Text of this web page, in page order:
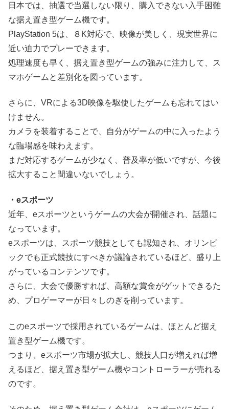
日本では、抽選で当選しない限り、購入できない入手困難
な据え置き型ゲーム機です。
PlayStation 5は、８K対応で、映像が美しく、現実世界に
近い迫力でプレーできます。
処理速度も早く、据え置き型ゲームの強みに注力して、ス
マホゲームと差別化を図っています。
さらに、VRによる3D映像を駆使したゲームも忘れてはい
けません。
カメラを装着することで、自分がゲームの中に入ったよう
な臨場感を味わえます。
まだ対応するゲームが少なく、普及率が低いですが、今後
拡大すること間違いないでしょう。
・eスポーツ
近年、eスポーツというゲームの大会が開催され、話題に
なっています。
eスポーツは、スポーツ競技としても認知され、オリンピ
ックでも正式競技にすべきか議論されているほど、盛り上
がっているコンテンツです。
さらに、大会で優勝すれば、高額な賞金がゲットできるた
め、プロゲーマーが日々しのぎを削っています。
このeスポーツで採用されているゲームは、ほとんど据え
置き型ゲーム機です。
つまり、eスポーツ市場が拡大し、競技人口が増えれば増
えるほど、据え置き型ゲーム機やコントローラーが売れる
のです。